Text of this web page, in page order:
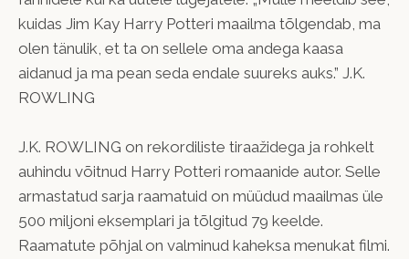
kuidas Jim Kay Harry Potteri maailma tõlgendab, ma
olen tänulik, et ta on sellele oma andega kaasa
aidanud ja ma pean seda endale suureks auks.” J.K.
ROWLING
J.K. ROWLING on rekordiliste tiraažidega ja rohkelt
auhindu võitnud Harry Potteri romaanide autor. Selle
armastatud sarja raamatuid on müüdud maailmas üle
500 miljoni eksemplari ja tõlgitud 79 keelde.
Raamatute põhjal on valminud kaheksa menukat filmi.